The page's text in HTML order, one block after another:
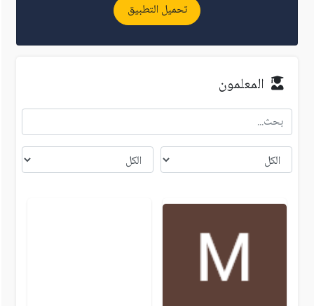
تحميل التطبيق
المعلمون